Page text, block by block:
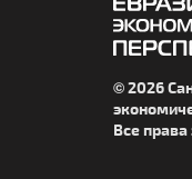
© 2026
Все